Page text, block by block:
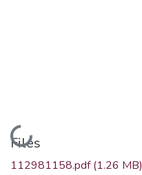
Loading...
Files
112981158.pdf(1.26 MB)